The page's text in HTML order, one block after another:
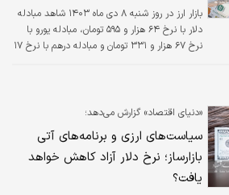
بازار ارز در روز شنبه ۸ دی ماه ۱۴۰۳ شاهد مبادله
دلار با نرخ ۶۴ هزار و ۵۹۵ تومان، مبادله یورو با
نرخ ۶۷ هزار و ۳۳۱ تومان و مبادله درهم با نرخ ۱۷
«دنیای اقتصاد» گزارش می‌دهد؛
سیاست‌های ارزی و برنامه‌‌های آتی
بازار‌ساز؛ نرخ دلار آزاد کاهش خواهد
یافت؟